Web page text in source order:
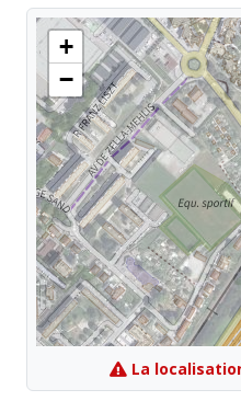
+
−
La